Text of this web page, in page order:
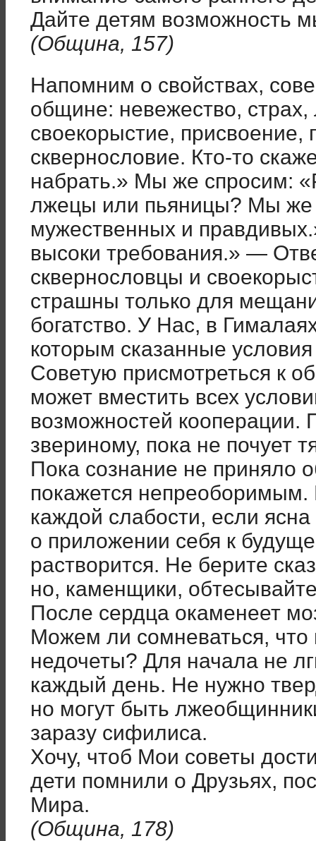
Дайте детям возможность
(Община, 157)
Напомним о свойствах,
общине: невежество,
своекорыстие, присвоение,
сквернословие. Кто-то
набрать.» Мы же спросим:
лжецы или пьяницы? Мы же
мужественных и
высоки требования.» —
сквернословцы и
страшны только для
богатство. У Нас, в
которым сказанные
Советую присмотреться к
может вместить всех
возможностей кооперации.
звериному, пока не почует
Пока сознание не
покажется непреоборимым.
каждой слабости, если
о приложении себя к
растворится. Не берите
но, каменщики,
После сердца окаменеет
Можем ли сомневаться, что
недочеты? Для начала не
каждый день. Не нужно
но могут быть
заразу сифилиса.
Хочу, чтоб Мои советы
дети помнили о Друзьях,
Мира.
(Община, 178)